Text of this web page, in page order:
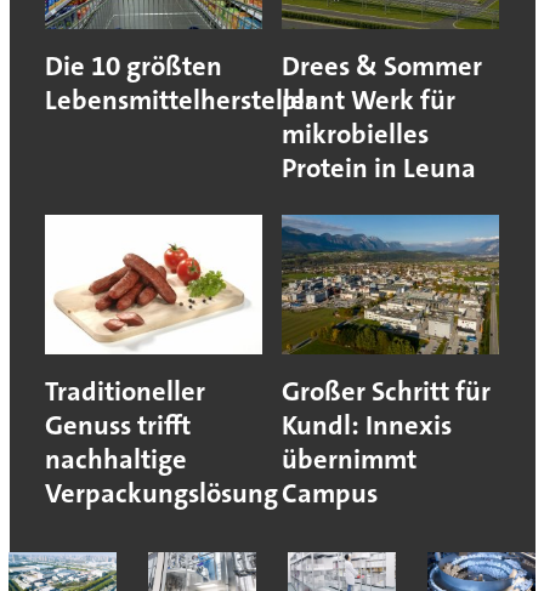
Die 10 größten
Lebensmittelhersteller
Drees & Sommer
plant Werk für
mikrobielles
Protein in Leuna
Traditioneller
Genuss trifft
nachhaltige
Verpackungslösung
Großer Schritt für
Kundl: Innexis
übernimmt
Campus